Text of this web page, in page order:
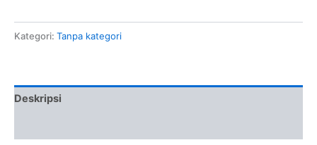
Kategori: Tanpa kategori
Deskripsi